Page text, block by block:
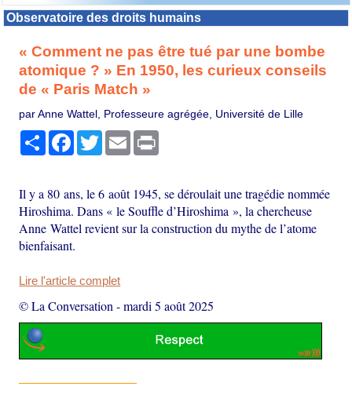
Observatoire des droits humains
« Comment ne pas être tué par une bombe
atomique ? » En 1950, les curieux conseils
de « Paris Match »
par Anne Wattel, Professeure agrégée, Université de Lille
PartagerFacebook
TwitterEmail
Il y a 80 ans, le 6 août 1945, se déroulait une tragédie nommée
Hiroshima. Dans « le Souffle d’Hiroshima », la chercheuse
Anne Wattel revient sur la construction du mythe de l’atome
bienfaisant.
Lire l'article complet
© La Conversation -mardi 5 août 2025